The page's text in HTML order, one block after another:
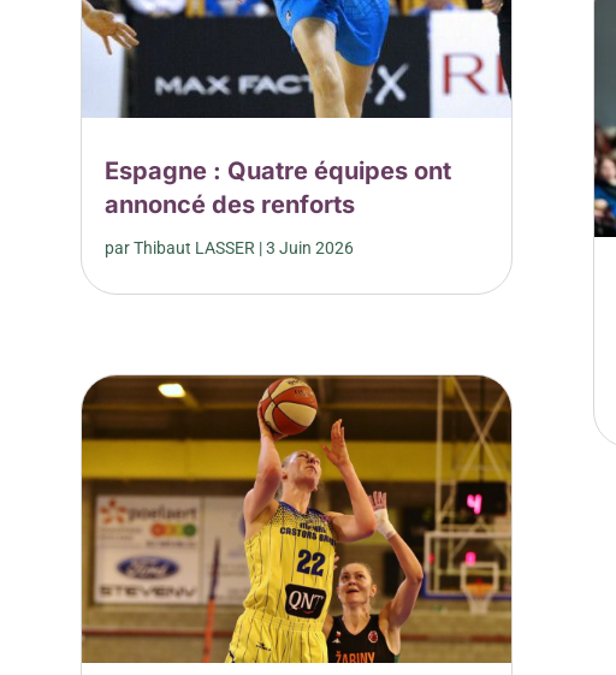
Espagne : Quatre équipes ont
annoncé des renforts
parThibaut LASSER |3 Juin 2026